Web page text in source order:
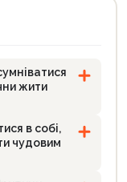
жити
в собі,
чудовим